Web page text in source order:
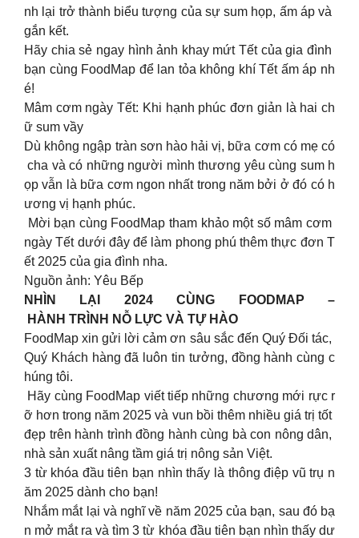
nh lại trở thành biểu tượng của sự sum họp, ấm áp và
gắn kết.
Hãy chia sẻ ngay hình ảnh khay mứt Tết của gia đình
bạn cùng FoodMap để lan tỏa không khí Tết ấm áp nh
é!
Mâm cơm ngày Tết: Khi hạnh phúc đơn giản là hai ch
ữ sum vầy
Dù không ngập tràn sơn hào hải vị, bữa cơm có mẹ có
cha và có những người mình thương yêu cùng sum h
ọp vẫn là bữa cơm ngon nhất trong năm bởi ở đó có h
ương vị hạnh phúc.
Mời bạn cùng FoodMap tham khảo một số mâm cơm
ngày Tết dưới đây để làm phong phú thêm thực đơn T
ết 2025 của gia đình nha.
Nguồn ảnh: Yêu Bếp
NHÌN LẠI 2024 CÙNG FOODMAP –
HÀNH TRÌNH NỖ LỰC VÀ TỰ HÀO
FoodMap xin gửi lời cảm ơn sâu sắc đến Quý Đối tác,
Quý Khách hàng đã luôn tin tưởng, đồng hành cùng c
húng tôi.
Hãy cùng FoodMap viết tiếp những chương mới rực r
ỡ hơn trong năm 2025 và vun bồi thêm nhiều giá trị tốt
đẹp trên hành trình đồng hành cùng bà con nông dân,
nhà sản xuất nâng tầm giá trị nông sản Việt.
3 từ khóa đầu tiên bạn nhìn thấy là thông điệp vũ trụ n
ăm 2025 dành cho bạn!
Nhắm mắt lại và nghĩ về năm 2025 của bạn, sau đó bạ
n mở mắt ra và tìm 3 từ khóa đầu tiên bạn nhìn thấy dư